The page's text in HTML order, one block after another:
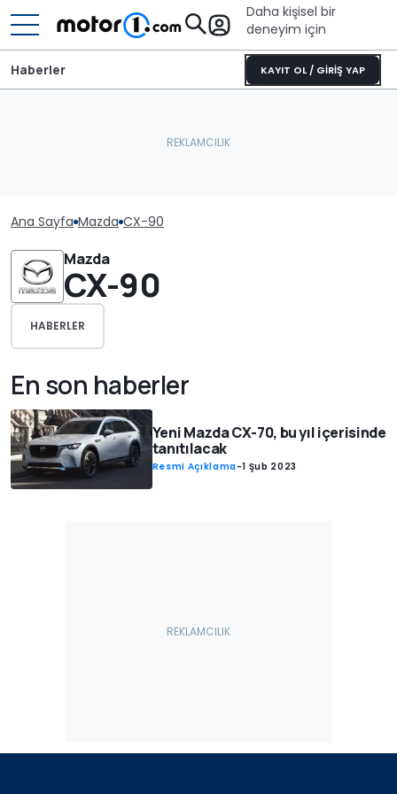
Daha kişisel bir
deneyim için
KAYIT OL / GİRİŞ YAP
Haberler
Ana Sayfa Mazda CX-90
Mazda
CX-90
HABERLER
En son haberler
Yeni Mazda CX-70, bu yıl içerisinde
tanıtılacak
Resmi Açıklama-1 Şub 2023